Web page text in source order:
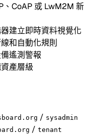
、CoAP 或 LwM2M 新
建立即時資料視覺化
和自動化規則
遙測警報
產層級
/ sysadmin
/ tenant